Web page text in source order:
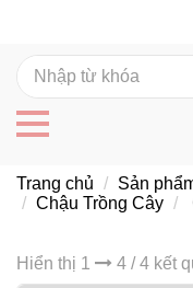
Trang chủ Sản
Chậu Trồng Cây
Hiển thị 1 4 / 4 kết